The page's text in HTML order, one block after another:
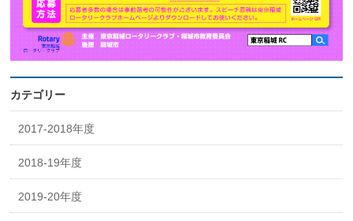
カテゴリー
2017-2018年度
2018-19年度
2019-20年度